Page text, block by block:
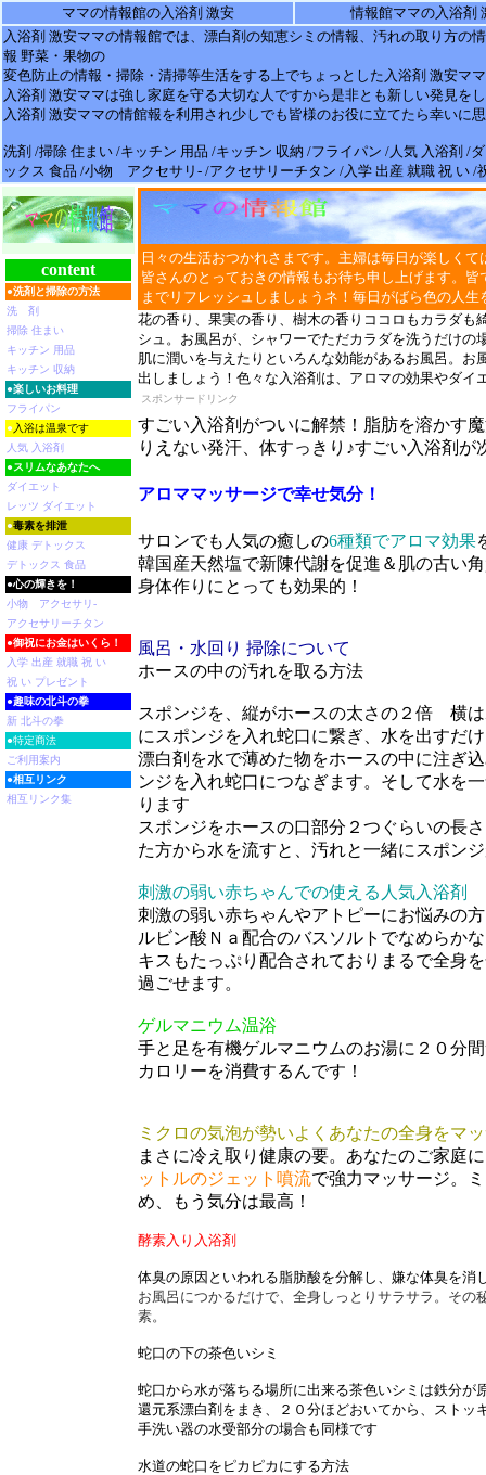
ママの情報館の入浴剤 激安
情報館ママの入浴剤
入浴剤 激安ママの情報館では、漂白剤の知恵シミの情報、汚れの取り方の
報 野菜・果物の
変色防止の情報 ・掃除・清掃等生活をする上でちょっとした 入浴剤 激安マ
入浴剤 激安ママは強し家庭を守る大切な人ですから是非とも新しい発見を
入浴剤 激安ママの情館報を利用され少しでも皆様のお役に立てたら幸い
洗剤 /掃除 住まい /キッチン 用品 /キッチン 収納 /フライパン /人気 入浴剤 /
ックス 食品 /小物 アクセサリ- /アクセサリーチタン /入学 出産 就職 祝 い /
日々の生活おつかれさまです。主婦は毎日が楽しくて
皆さんのとっておきの情報もお待ち申し上げます。
までリフレッシュしましょうネ！毎日がばら色の人
花の香り、果実の香り、樹木の香りココロもカラダ
シュ。お風呂が、シャワーでただカラダを洗うだけ
肌に潤いを与えたりといろんな効能があるお風呂。
出しましょう！色々な入浴剤は、アロマの効果やダイ
スポンサードリンク
すごい入浴剤がついに解禁！脂肪を溶かす
りえない発汗、体すっきり♪すごい入浴剤が
アロママッサージで幸せ気分！
サロンでも人気の癒しの6種類でアロマ効果
韓国産天然塩で新陳代謝を促進＆肌の古い
身体作りにとっても効果的！
風呂・水回り 掃除について
ホースの中の汚れを取る方法
スポンジを、縦がホースの太さの２倍 横
にスポンジを入れ蛇口に繋ぎ、水を出すだけ
漂白剤を水で薄めた物をホースの中に注ぎ
ンジを入れ蛇口につなぎます。そして水を
ります
スポンジをホースの口部分２つぐらいの長
た方から水を流すと、汚れと一緒にスポン
刺激の弱い赤ちゃんでの使える人気入浴剤
刺激の弱い赤ちゃんやアトピーにお悩みの
ルビン酸Ｎａ配合のバスソルトでなめらか
キスもたっぷり配合されておりまるで全身
過ごせます。
ゲルマニウム温浴
手と足を有機ゲルマニウムのお湯に２０分
カロリーを消費するんです！
ミクロの気泡が勢いよくあなたの全身をマ
まさに冷え取り健康の要。あなたのご家庭
ットルのジェット噴流で強力マッサージ。
め、もう気分は最高！
酵素入り入浴剤
体臭の原因といわれる脂肪酸を分解し、嫌な体臭を消
お風呂につかるだけで、全身しっとりサラサラ。そ
素。
蛇口の下の茶色いシミ
蛇口から水が落ちる場所に出来る茶色いシミは鉄分
還元系漂白剤をまき、２０分ほどおいてから、スト
手洗い器の水受部分の場合も同様です
水道の蛇口をピカピカにする方法
content
●洗剤と掃除の方法
洗 剤
掃除 住まい
キッチン 用品
キッチン 収納
●楽しいお料理
フライパン
● 入浴は温泉です
人気 入浴剤
●スリムなあなたへ
ダイエット
レッツ ダイエット
●毒素を排泄
健康 デトックス
デトックス 食品
●心の輝きを！
小物 アクセサリ-
アクセサリーチタン
●御祝にお金はいくら！
入学 出産 就職 祝 い
祝 い プレゼント
●趣味の北斗の拳
新 北斗の拳
●特定商法
ご利用案内
●相互リンク
相互リンク集